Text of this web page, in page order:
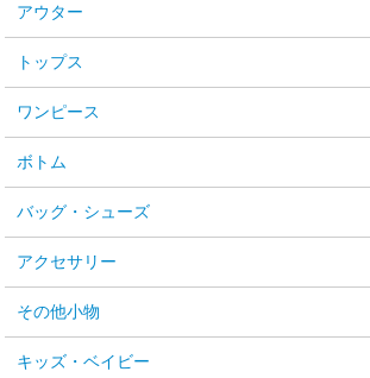
アウター
トップス
ワンピース
ボトム
バッグ・シューズ
アクセサリー
その他小物
キッズ・ベイビー